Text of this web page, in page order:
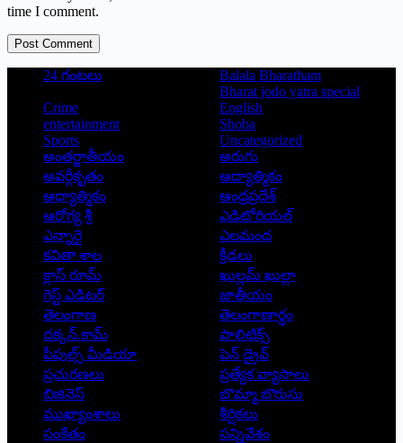
time I comment.
Post Comment
24 గంటలు
Balala Bharatham
Bharat jodo yatra special
Crime
English
entertainment
Shoba
Sports
Uncategorized
అంతర్జాతీయం
అరుగు
అవర్గీకృతం
ఆద్యాత్మికం
ఆధ్యాత్మికం
ఆంధ్రప్రదేశ్
ఆరోగ్య శ్రీ
ఎడిటోరియల్
ఎన్నారై
ఎలమంద
కవితా శాల
క్రీడలు
క్లాస్ రూమ్
ఖుల్లమ్ ఖుల్లా
గెస్ట్ ఎడిటర్
జాతీయం
తెలంగాణ
తెలంగాణార్థం
దక్కన్.కామ్
పాలిటిక్స్
పీపుల్స్ ‌మీడియా
పెన్ డ్రైవ్
ప్రచురణలు
ప్రత్యేక వ్యాసాలు
బిజినెస్
బొమ్మా బొరుసు
ముఖ్యాంశాలు
శీర్షికలు
సంకేతం
సన్నివేశం